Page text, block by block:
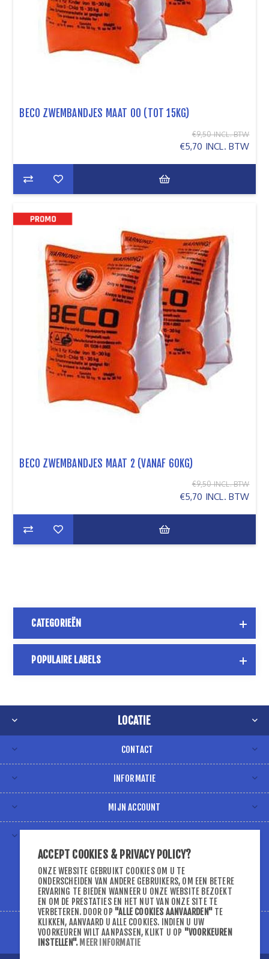
BECO ZWEMBANDJES MAAT 00 (TOT 15KG)
€5,70 INCL. BTW
€9,50 INCL. BTW
BECO ZWEMBANDJES MAAT 2 (VANAF 60KG)
€5,70 INCL. BTW
€9,50 INCL. BTW
CATEGORIEËN
POPULAIRE LABELS
LOCATIE
CONTACT
INFORMATIE
MIJN ACCOUNT
ACCEPT COOKIES & PRIVACY POLICY?
ONZE WEBSITE GEBRUIKT COOKIES OM U TE
ONDERSCHEIDEN VAN ANDERE GEBRUIKERS, OM EEN BETERE
ERVARING TE BIEDEN WANNEER U ONZE WEBSITE BEZOEKT
EN OM DE PRESTATIES EN HET NUT VAN ONZE SITE TE
VERBETEREN. DOOR OP "ALLE COOKIES AANVAARDEN" TE
KLIKKEN, AANVAARD U ALLE COOKIES. INDIEN U UW
VOORKEUREN WILT AANPASSEN, KLIKT U OP "VOORKEUREN
INSTELLEN". MEER INFORMATIE